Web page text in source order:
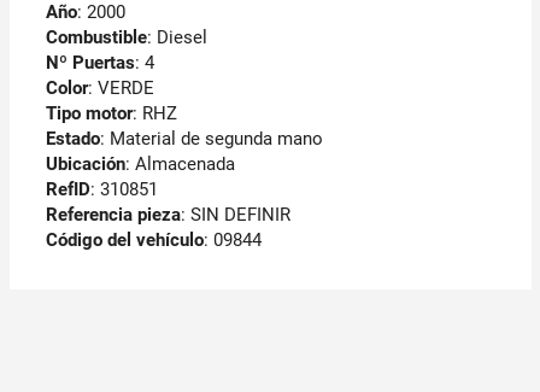
Año: 2000
Combustible: Diesel
Nº Puertas: 4
Color: VERDE
Tipo motor: RHZ
Estado: Material de segunda mano
Ubicación: Almacenada
RefID: 310851
Referencia pieza: SIN DEFINIR
Código del vehículo: 09844